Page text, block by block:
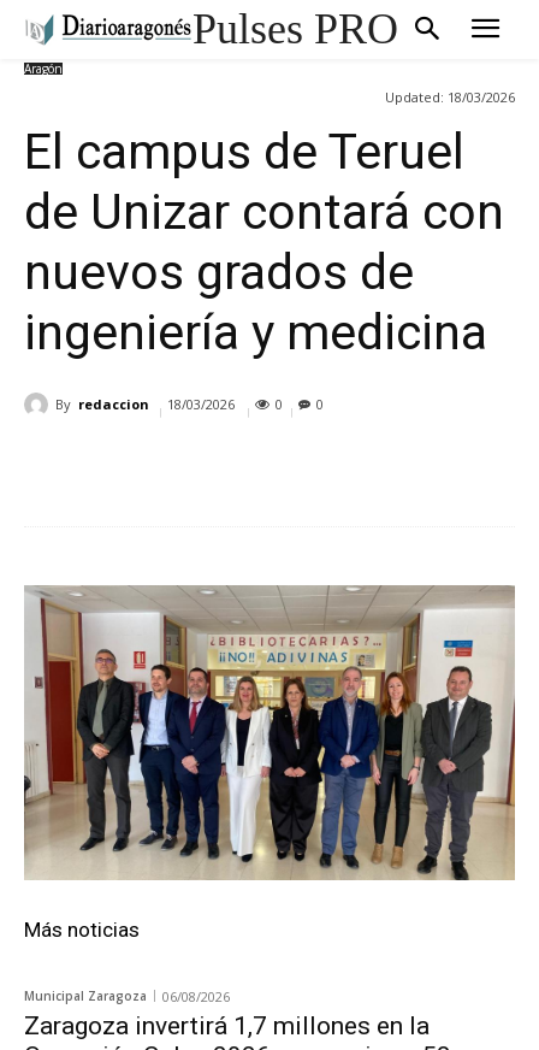
Pulses PRO
Aragón
Updated: 18/03/2026
El campus de Teruel
de Unizar contará con
nuevos grados de
ingeniería y medicina
By redaccion 18/03/2026 0 0
Más noticias
Municipal Zaragoza 06/08/2026
Zaragoza invertirá 1,7 millones en la